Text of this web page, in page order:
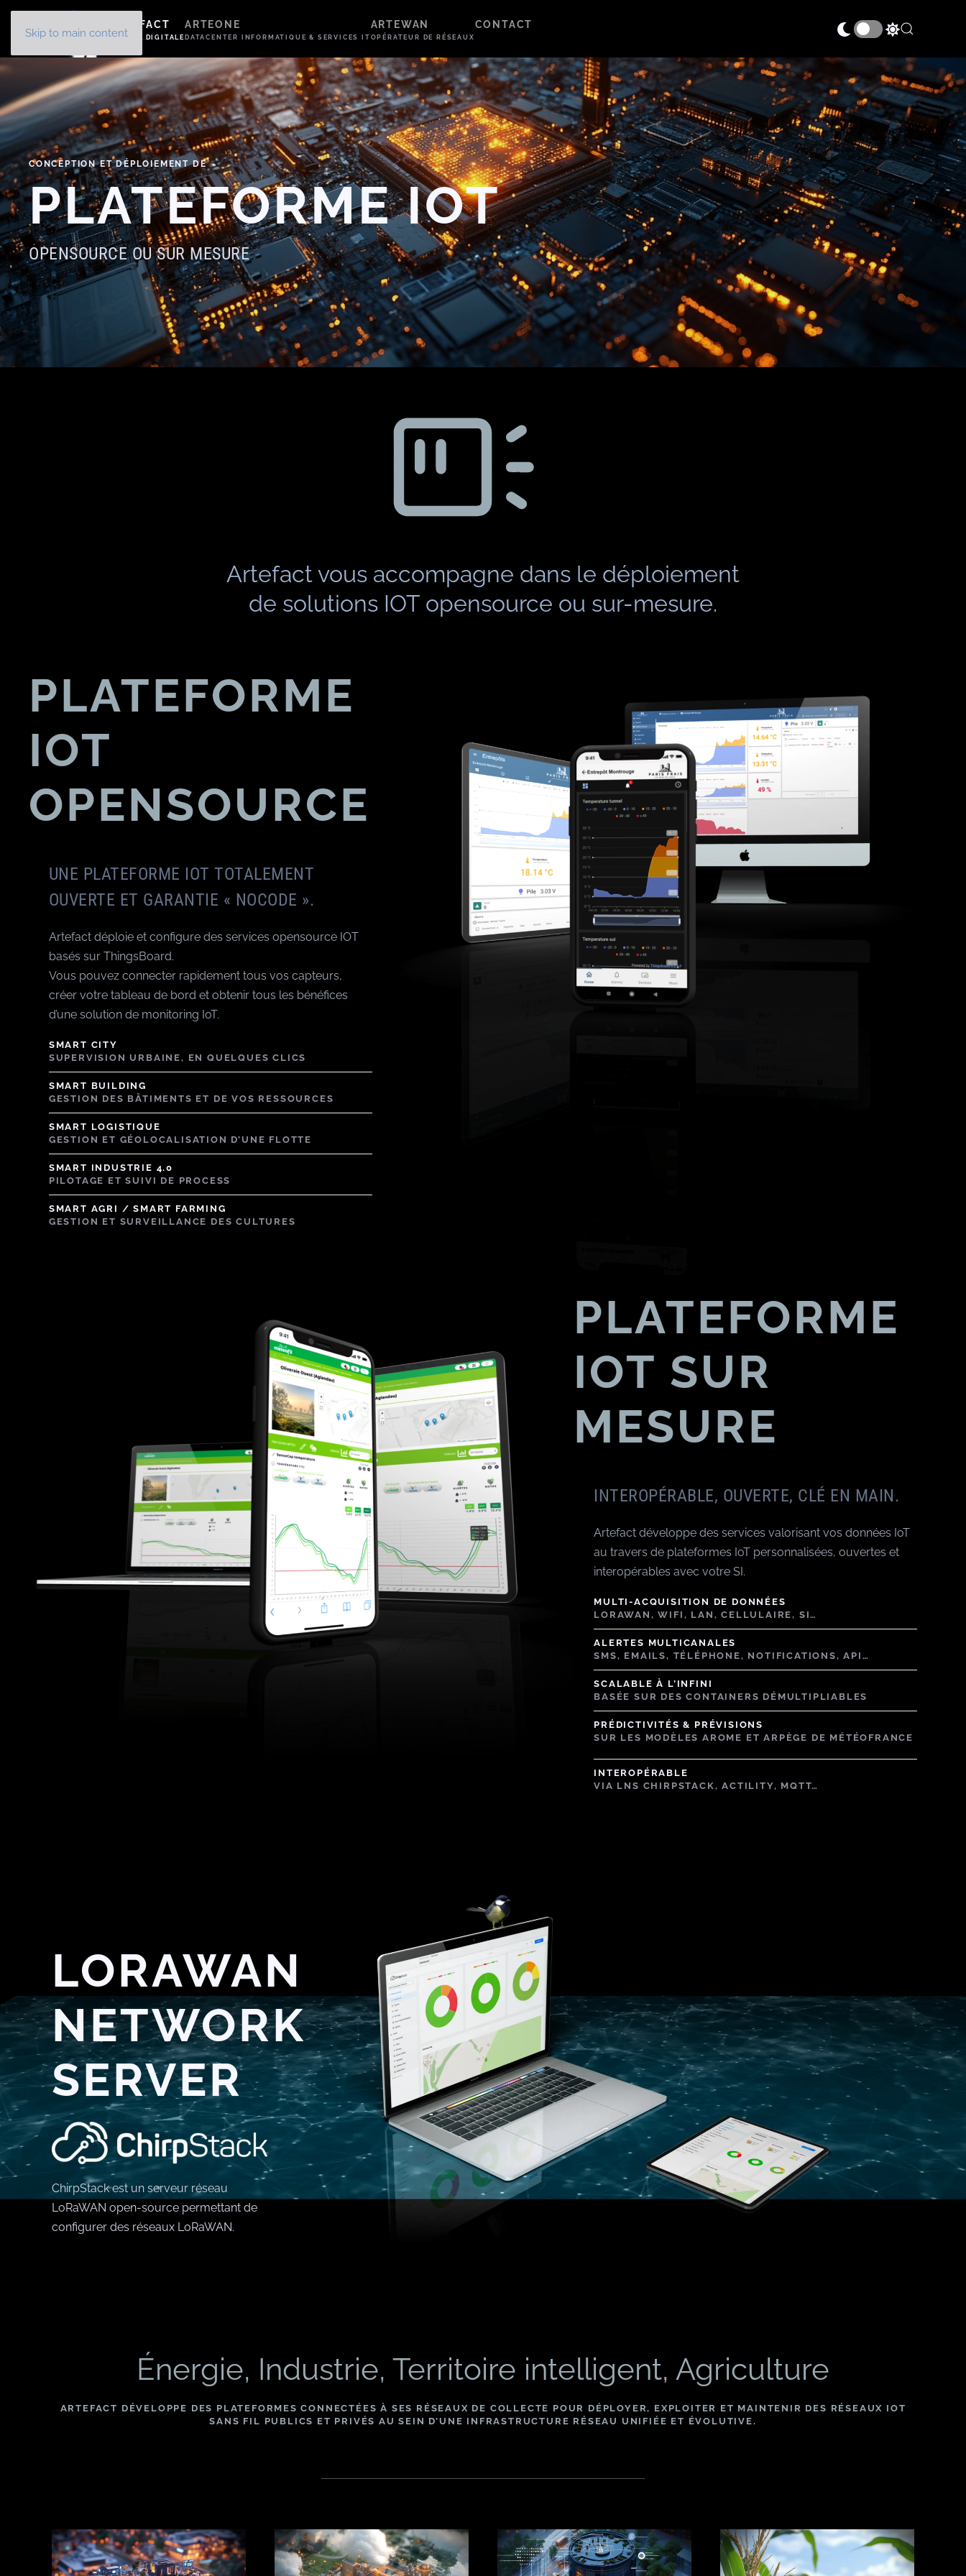
Skip to main content
ARTEFACT
AGENCE DIGITALE
ARTEONE
DATACENTER INFORMATIQUE & SERVICES IT
ARTEWAN
OPÉRATEUR DE RÉSEAUX
CONTACT
CONCEPTION ET DÉPLOIEMENT DE
PLATEFORME IOT
OPENSOURCE OU SUR MESURE
Artefact vous accompagne dans le déploiement
de solutions IOT opensource ou sur-mesure.
PLATEFORME
IOT
OPENSOURCE
UNE PLATEFORME IOT TOTALEMENT
OUVERTE ET GARANTIE « NOCODE ».
Artefact déploie et configure des services opensource IOT
basés sur ThingsBoard.
Vous pouvez connecter rapidement tous vos capteurs,
créer votre tableau de bord et obtenir tous les bénéfices
d’une solution de monitoring IoT.
SMART CITY
SUPERVISION URBAINE, EN QUELQUES CLICS
SMART BUILDING
GESTION DES BÂTIMENTS ET DE VOS RESSOURCES
SMART LOGISTIQUE
GESTION ET GÉOLOCALISATION D’UNE FLOTTE
SMART INDUSTRIE 4.0
PILOTAGE ET SUIVI DE PROCESS
SMART AGRI / SMART FARMING
GESTION ET SURVEILLANCE DES CULTURES
PLATEFORME
IOT SUR
MESURE
INTEROPÉRABLE, OUVERTE, CLÉ EN MAIN.
Artefact développe des services valorisant vos données IoT
au travers de plateformes IoT personnalisées, ouvertes et
interopérables avec votre SI.
MULTI-ACQUISITION DE DONNÉES
LORAWAN, WIFI, LAN, CELLULAIRE, SI…
ALERTES MULTICANALES
SMS, EMAILS, TÉLÉPHONE, NOTIFICATIONS, API…
SCALABLE À L’INFINI
BASÉE SUR DES CONTAINERS DÉMULTIPLIABLES
PRÉDICTIVITÉS & PRÉVISIONS
SUR LES MODÈLES AROME ET ARPÈGE DE MÉTÉOFRANCE
INTEROPÉRABLE
VIA LNS CHIRPSTACK, ACTILITY, MQTT…
LORAWAN
NETWORK
SERVER
ChirpStack est un serveur réseau
LoRaWAN open-source permettant de
configurer des réseaux LoRaWAN.
Énergie, Industrie, Territoire intelligent, Agriculture
ARTEFACT DÉVELOPPE DES PLATEFORMES CONNECTÉES À SES RÉSEAUX DE COLLECTE POUR DÉPLOYER, EXPLOITER ET MAINTENIR DES RÉSEAUX IOT
SANS FIL PUBLICS ET PRIVÉS AU SEIN D’UNE INFRASTRUCTURE RÉSEAU UNIFIÉE ET ÉVOLUTIVE.
Panneau de gestion des cookies